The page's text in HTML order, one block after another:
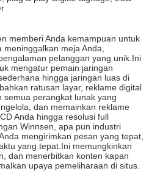
memberi Anda kemampuan untuk
meja Anda,
pelanggan yang unik.Ini
mengatur pemain jaringan
hingga jaringan luas di
ratusan layar, reklame digital
semua perangkat lunak yang
dan memainkan reklame
Anda hingga resolusi full
Winnsen, apa pun industri
mengirimkan pesan yang tepat,
yang tepat.Ini memungkinkan
dan menerbitkan konten kapan
upaya pemeliharaan di situs.